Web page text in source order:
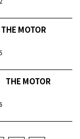
MOTOR
THE MOTOR